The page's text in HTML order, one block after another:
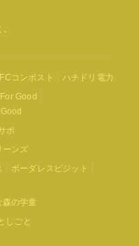
コンポスト ハチドリ電力
For Good
ポ
ーンズ
ボーダレスビジット
森の学童
しごと